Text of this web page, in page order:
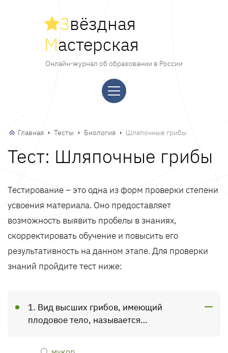
Звёздная
Мастерская
Онлайн-журнал об образовании в России
Главная Тесты Биология Шляпочные грибы
Тест: Шляпочные грибы
Тестирование – это одна из форм проверки степени
усвоения материала. Оно предоставляет
возможность выявить пробелы в знаниях,
скорректировать обучение и повысить его
результативность на данном этапе. Для проверки
знаний пройдите тест ниже:
1. Вид высших грибов, имеющий
плодовое тело, называется…